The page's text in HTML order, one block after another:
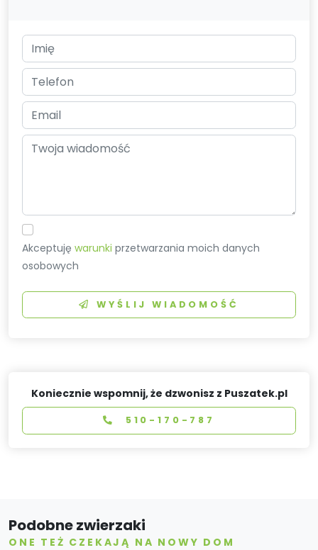
Akceptujęwarunki przetwarzania moich danych
osobowych
WYŚLIJ WIADOMOŚĆ
Koniecznie wspomnij, że dzwonisz z Puszatek.pl
510-170-787
Podobne zwierzaki
ONE TEŻ CZEKAJĄ NA NOWY DOM